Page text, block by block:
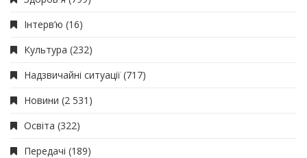
Інтерв’ю (16)
Культура (232)
Надзвичайні ситуації (717)
Новини (2 531)
Освіта (322)
Передачі (189)